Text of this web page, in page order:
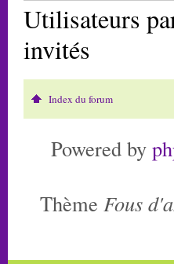
Utilisateurs
invités
Index du forum
Powered by
Thème Fous